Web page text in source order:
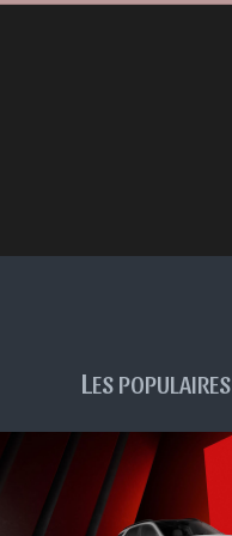
L ES POPULAIRES